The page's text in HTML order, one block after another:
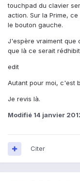
touchpad du clavier
action. Sur la Prime,
le bouton gauche.
J'espère vraiment que
que là ce serait
edit
Autant pour moi, c'est
Je revis là.
Modifié 14 janvier
Citer